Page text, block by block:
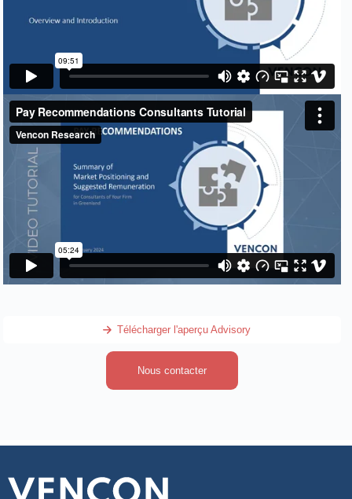
Télécharger l'aperçu Advisory
Nous contacter